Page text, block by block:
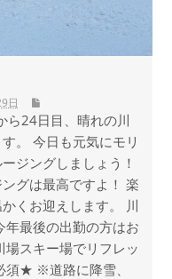
日
ら24日目、晴れの川
。 今日も元気にモリ
ジングしましょう！
グは最高ですよ！ 楽
くお迎えします。 川
最後の出勤の方はお
スキー場でリフレッ
須★ ※道路に降雪、